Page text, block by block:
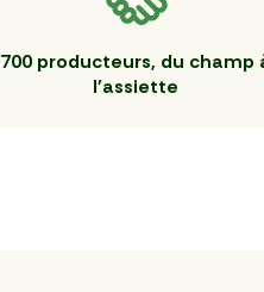
700 producteurs, du champ
l'assiette